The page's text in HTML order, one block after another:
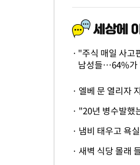
"주식 매일 사고
남성들…64%가